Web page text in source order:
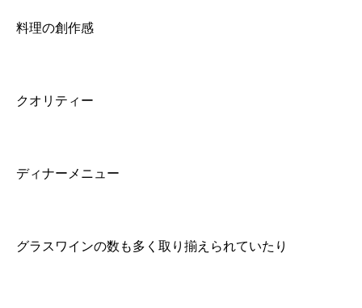
料理の創作感
クオリティー
ディナーメニュー
グラスワインの数も多く取り揃えられていたり